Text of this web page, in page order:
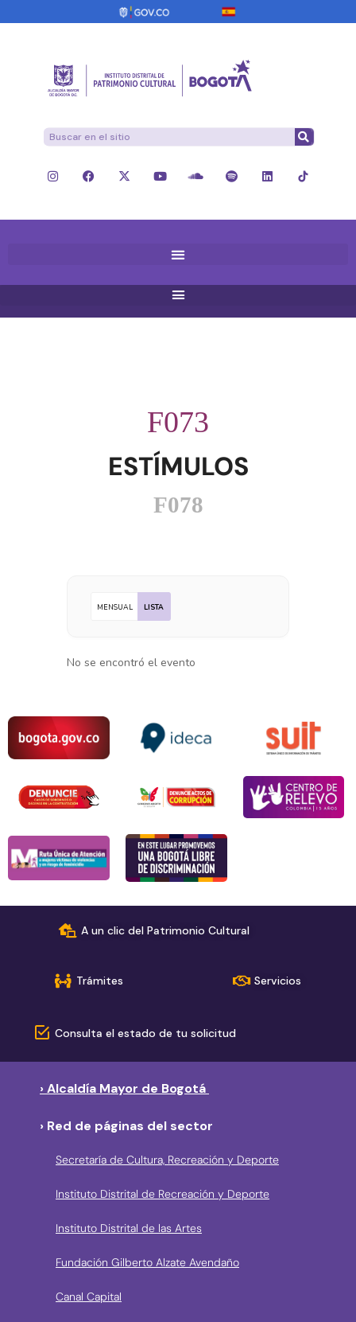
ESTÍMULOS
MENSUAL LISTA
No se encontró el evento
A un clic del Patrimonio Cultural
Trámites Servicios
Consulta el estado de tu solicitud
› Alcaldía Mayor de Bogotá
› Red de páginas del sector
Secretaría de Cultura, Recreación y Deporte
Instituto Distrital de Recreación y Deporte
Instituto Distrital de las Artes
Fundación Gilberto Alzate Avendaño
Canal Capital